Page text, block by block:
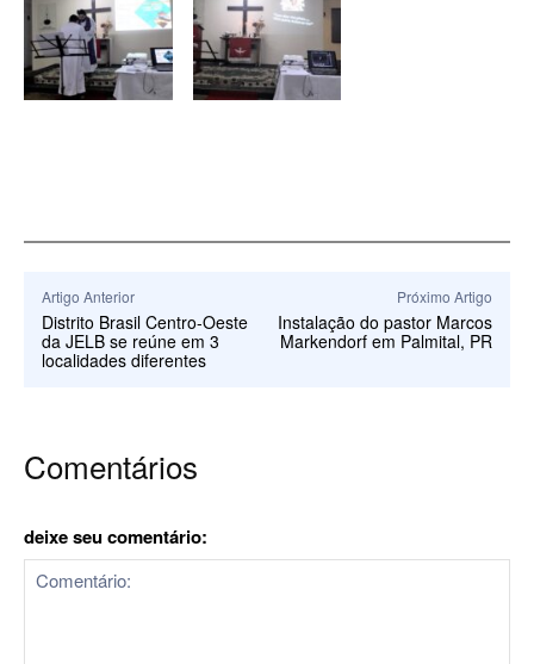
Artigo Anterior
Distrito Brasil Centro-Oeste
da JELB se reúne em 3
localidades diferentes
Próximo Artigo
Instalação do pastor Marcos
Markendorf em Palmital, PR
Comentários
deixe seu comentário: